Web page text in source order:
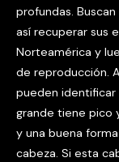
profundas.
así recuperar sus
Norteamérica y
de reproducción.
pueden
grande tiene pico
y una buena
cabeza. Si esta